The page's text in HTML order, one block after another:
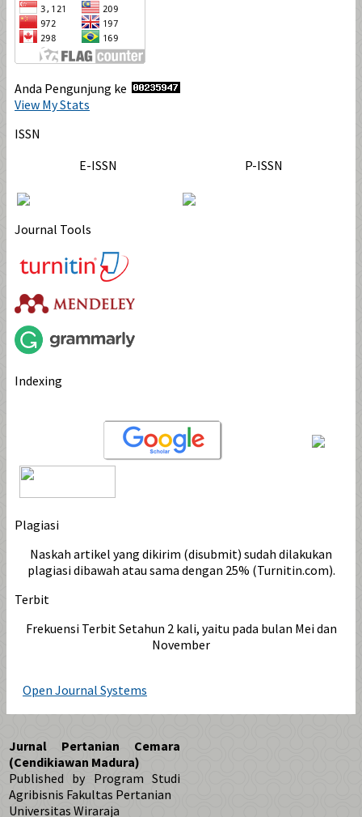
Anda Pengunjung ke
View My Stats
ISSN
E-ISSN
P-ISSN
Journal Tools
Indexing
Plagiasi
Naskah artikel yang dikirim (disubmit) sudah dilakukan
plagiasi dibawah atau sama dengan 25% (Turnitin.com).
Terbit
Frekuensi Terbit Setahun 2 kali, yaitu pada bulan Mei dan
November
Open Journal Systems
Jurnal Pertanian Cemara
(Cendikiawan Madura)
Published by Program Studi
Agribisnis Fakultas Pertanian
Universitas Wiraraja